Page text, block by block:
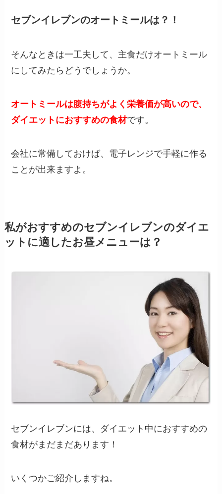
セブンイレブンのオートミールは？！
そんなときは一工夫して、主食だけオートミール
にしてみたらどうでしょうか。
オートミールは腹持ちがよく栄養価が高いので、
ダイエットにおすすめの食材です。
会社に常備しておけば、電子レンジで手軽に作る
ことが出来ますよ。
私がおすすめのセブンイレブンのダイエ
ットに適したお昼メニューは？
セブンイレブンには、ダイエット中におすすめの
食材がまだまだあります！
いくつかご紹介しますね。